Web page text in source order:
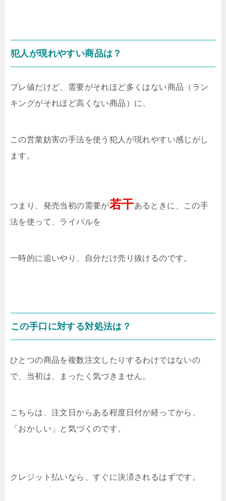
犯人が現れやすい商品は？
プレ値だけど、需要がそれほど多くはない商品（ラン
キングがそれほど高くない商品）に、
この営業妨害の手法を使う犯人が現れやすい感じがし
ます。
つまり、発売当初の需要が若干あるときに、この手
法を使って、ライバルを
一時的に追いやり、自分だけ売り抜けるのです。
この手口に対する対処法は？
ひとつの商品を複数注文したりするわけではないの
で、当初は、まったく気づきません。
こちらは、注文日からある程度日付が経ってから、
「おかしい」と気づくのです。
クレジット払いなら、すぐに決済されるはずです。